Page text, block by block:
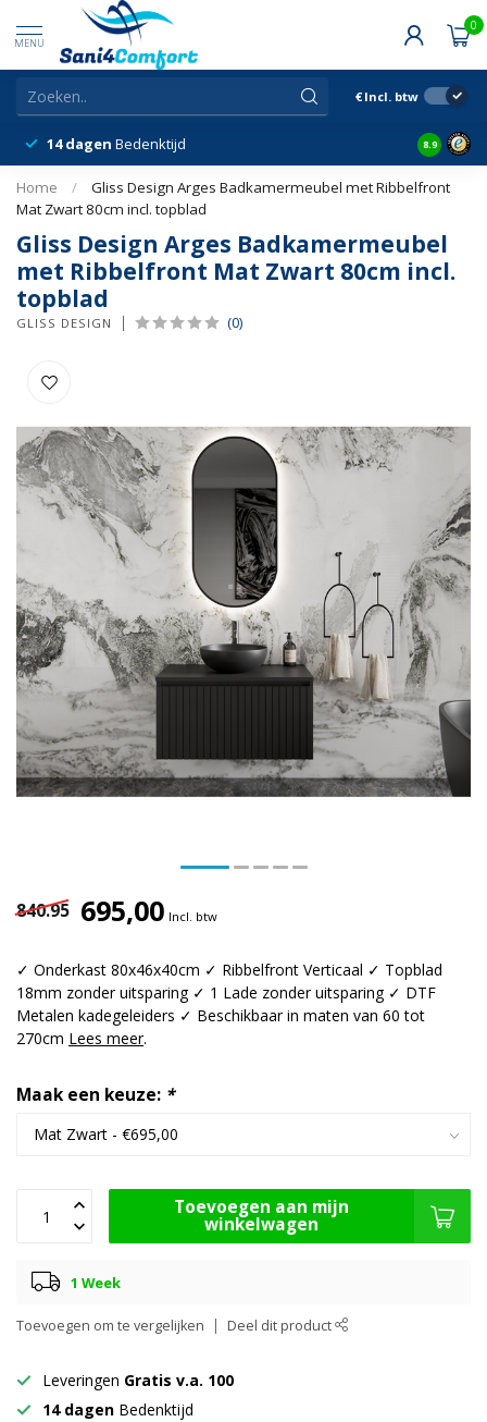
MENU
0
€ Incl. btw
14 dagen Bedenktijd Snelle
8.9
Home /
Gliss Design Arges Badkamermeubel met Ribbelfront
Mat Zwart 80cm incl. topblad
Gliss Design Arges Badkamermeubel
met Ribbelfront Mat Zwart 80cm incl.
topblad
GLISS DESIGN (0)
840.95 695,00 Incl. btw
✓ Onderkast 80x46x40cm ✓ Ribbelfront Verticaal ✓ Topblad
18mm zonder uitsparing ✓ 1 Lade zonder uitsparing ✓ DTF
Metalen kadegeleiders ✓ Beschikbaar in maten van 60 tot
270cm Lees meer.
Maak een keuze: *
Toevoegen aan mijn
winkelwagen
1 Week
Toevoegen om te vergelijken Deel dit product
Leveringen Gratis v.a. 100
14 dagen Bedenktijd